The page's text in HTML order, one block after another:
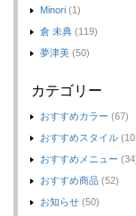
Minori (1)
倉 未典 (119)
夢津美 (50)
カテゴリー
おすすめカラー (67)
おすすめスタイル
おすすめメニュー
おすすめ商品 (52)
お知らせ (50)